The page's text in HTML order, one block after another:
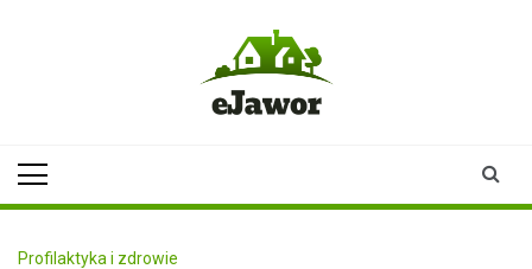
Profilaktyka i zdrowie